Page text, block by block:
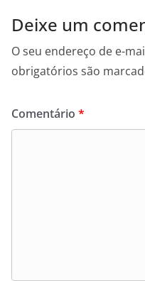
Deixe um
O seu endereço de e-
obrigatórios são
Comentário *